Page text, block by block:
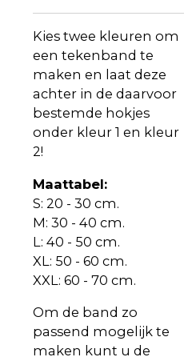
Kies twee kleuren om
een tekenband te
maken en laat deze
achter in de daarvoor
bestemde hokjes
onder kleur 1 en kleur
2!
Maattabel:
S: 20 - 30 cm.
M: 30 - 40 cm.
L: 40 - 50 cm.
XL: 50 - 60 cm.
XXL: 60 - 70 cm.
Om de band zo
passend mogelijk te
maken kunt u de